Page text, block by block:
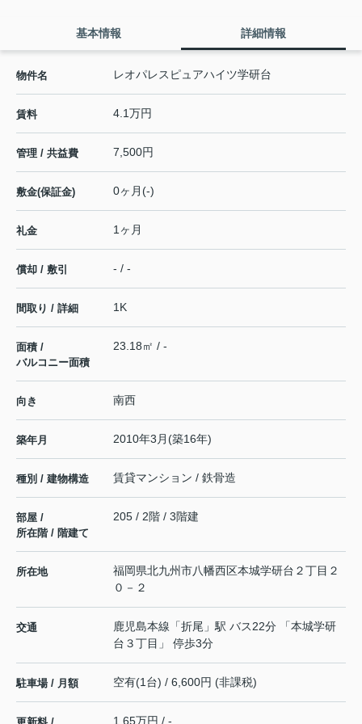
基本情報 詳細情報
物件名 レオパレスピュアハイツ学研台
賃料 4.1万円
管理 / 共益費 7,500円
敷金(保証金) 0ヶ月(-)
礼金 1ヶ月
償却 / 敷引 - / -
間取り / 詳細 1K
面積 /
バルコニー面積
23.18㎡ / -
向き 南西
築年月 2010年3月(築16年)
種別 / 建物構造 賃貸マンション / 鉄骨造
部屋 /
所在階 / 階建て
205 / 2階 / 3階建
所在地 福岡県北九州市八幡西区本城学研台 ２丁目２
０－２
交通 鹿児島本線 「折尾 」駅 バス22分 「本城学研
台３丁目」 停歩3分
駐車場 / 月額 空有(1台) / 6,600円 (非課税)
1.65万円 / -